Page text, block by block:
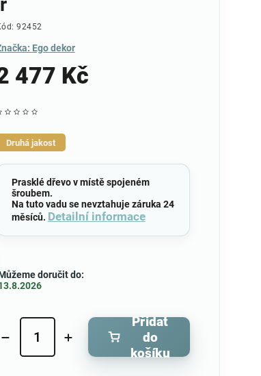
92452
477 Kč
Druhá jakost
Prasklé dřevo v místě spojeném
šroubem.
Na tuto vadu se nevztahuje záruka 24
měsíců. Detailní informace
Ego dekor
doručit do:
Přidat
do
košíku